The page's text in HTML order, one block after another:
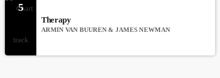
5
Therapy
ARMIN VAN BUUREN & JAMES NEWMAN